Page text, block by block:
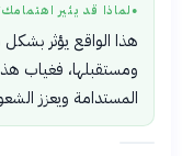
● لماذا قد يثير
هذا الواقع يؤثر بشكل
ومستقبلها، فغياب
المستدامة ويعزز